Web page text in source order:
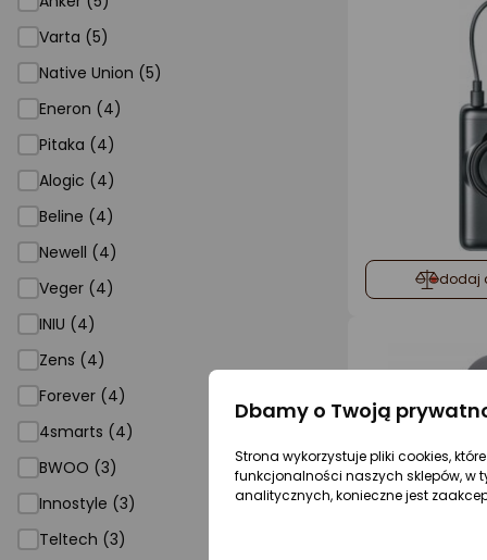
Varta (5)
Native Union (5)
Eneron (4)
Pitaka (4)
Alogic (4)
Beline (4)
Newell (4)
Veger (4)
INIU (4)
Zens (4)
Forever (4)
4smarts (4)
BWOO (3)
Innostyle (3)
Teltech (3)
dodaj
Dbamy o Twoją
Strona wykorzystuje pliki cookies,
funkcjonalności naszych sklepów, w
analitycznych, konieczne jest